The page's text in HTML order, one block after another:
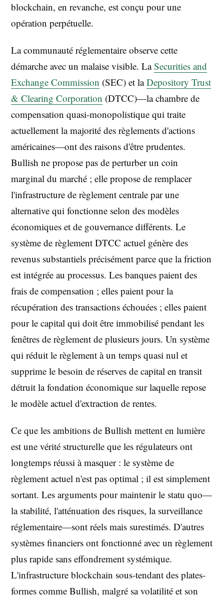
blockchain, en revanche, est conçu pour une
opération perpétuelle.
La communauté réglementaire observe cette
démarche avec un malaise visible. LaSecurities and
Exchange Commission (SEC) et laDepository Trust
& Clearing Corporation (DTCC)—la chambre de
compensation quasi-monopolistique qui traite
actuellement la majorité des règlements d'actions
américaines—ont des raisons d'être prudentes.
Bullish ne propose pas de perturber un coin
marginal du marché ; elle propose de remplacer
l'infrastructure de règlement centrale par une
alternative qui fonctionne selon des modèles
économiques et de gouvernance différents. Le
système de règlement DTCC actuel génère des
revenus substantiels précisément parce que la friction
est intégrée au processus. Les banques paient des
frais de compensation ; elles paient pour la
récupération des transactions échouées ; elles paient
pour le capital qui doit être immobilisé pendant les
fenêtres de règlement de plusieurs jours. Un système
qui réduit le règlement à un temps quasi nul et
supprime le besoin de réserves de capital en transit
détruit la fondation économique sur laquelle repose
le modèle actuel d'extraction de rentes.
Ce que les ambitions de Bullish mettent en lumière
est une vérité structurelle que les régulateurs ont
longtemps réussi à masquer : le système de
règlement actuel n'est pas optimal ; il est simplement
sortant. Les arguments pour maintenir le statu quo—
la stabilité, l'atténuation des risques, la surveillance
réglementaire—sont réels mais surestimés. D'autres
systèmes financiers ont fonctionné avec un règlement
plus rapide sans effondrement systémique.
L'infrastructure blockchain sous-tendant des plates-
formes comme Bullish, malgré sa volatilité et son